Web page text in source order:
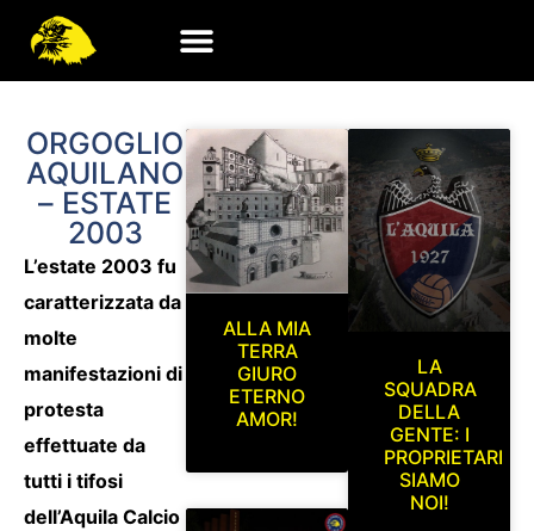
ORGOGLIO
AQUILANO
– ESTATE
2003
L’estate 2003 fu
caratterizzata da
molte
manifestazioni di
protesta
effettuate da
tutti i tifosi
dell’Aquila Calcio
ALLA MIA
TERRA
GIURO
ETERNO
AMOR!
LA
SQUADRA
DELLA
GENTE: I
PROPRIETARI
SIAMO
NOI!